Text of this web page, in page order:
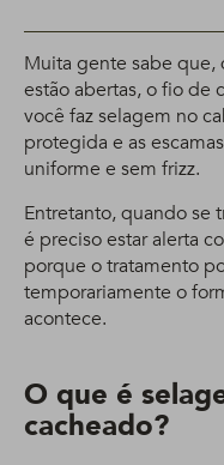
Muita gente sabe que,
estão abertas, o fio de
você faz selagem no
protegida e as
uniforme e sem frizz.
Entretanto, quando se
é preciso estar alerta
porque o tratamento
temporariamente o
acontece.
O que é
cacheado?